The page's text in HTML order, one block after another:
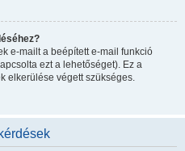
e-mailt a beépített e-mail funkció
ezt a lehetőséget). Ez a
elkerülése végett szükséges.